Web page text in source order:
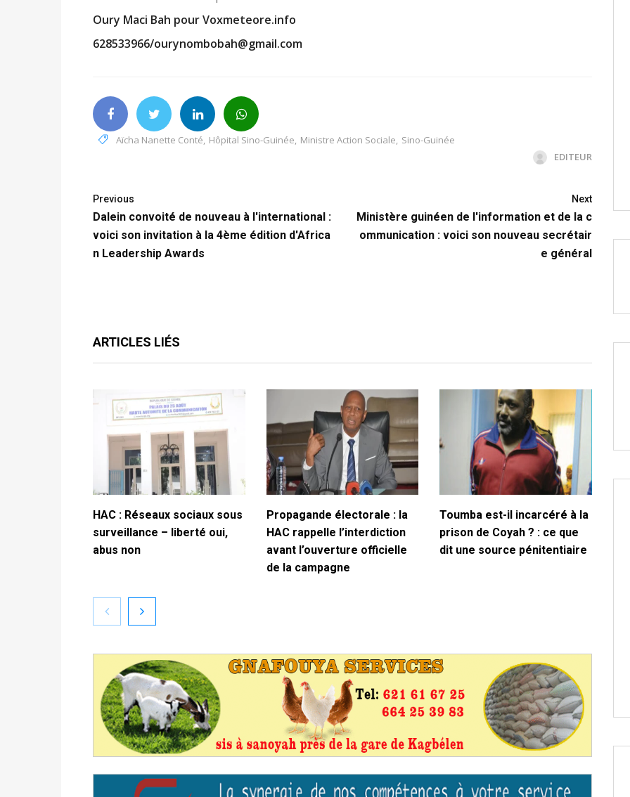
Oury Maci Bah pour Voxmeteore.info
628533966/ourynombobah@gmail.com
Aïcha Nanette Conté Hôpital Sino-Guinée Ministre Action Sociale Sino-Guinée
EDITEUR
Previous
Dalein convoité de nouveau à l'international :
voici son invitation à la 4ème édition d'Africa
n Leadership Awards
Next
Ministère guinéen de l'information et de la c
ommunication : voici son nouveau secrétair
e général
ARTICLES LIÉS
HAC : Réseaux sociaux sous
surveillance – liberté oui,
abus non
Propagande électorale : la
HAC rappelle l’interdiction
avant l’ouverture officielle
de la campagne
Toumba est-il incarcéré à la
prison de Coyah ? : ce que
dit une source pénitentiaire